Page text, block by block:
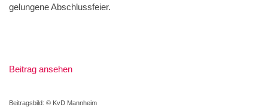
gelungene Abschlussfeier.
Beitrag ansehen
Beitragsbild: © KvD Mannheim